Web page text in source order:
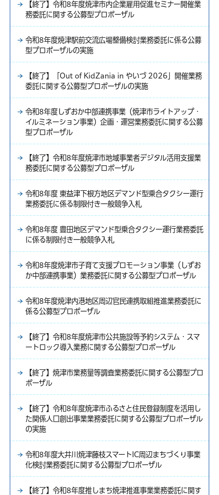
【終了】令和8年度焼津市内企業雇用促進セミナー開催業
務委託に関する公募型プロポーザル
令和8年度焼津駅前交流広場整備検討業務委託に係る公募
型プロポーザルの実施
【終了】「Out of KidZania in やいづ 2026」開催業務
委託に関する公募型プロポーザルの実施
令和8年度しずおか中部連携事業（焼津市ライトアップ・
イルミネーション事業）企画・運営業務委託に関する公募
型プロポーザル
【終了】令和8年度焼津市地域事業者デジタル活用支援業
務委託に関する公募型プロポーザル
令和8年度 東益津下根方地区デマンド型乗合タクシー運行
業務委託に係る制限付き一般競争入札
令和8年度 豊田地区デマンド型乗合タクシー運行業務委託
に係る制限付き一般競争入札
令和8年度焼津市子育て支援プロモーション事業（しずお
か中部連携事業）業務委託に関する公募型プロポーザル
令和8年度焼津内港地区周辺官民連携取組推進業務委託に
係る公募型プロポーザル
【終了】令和8年度焼津市公共施設等予約システム・スマ
ートロック導入業務に関する公募型プロポーザル
【終了】焼津市業務量等調査業務委託に関する公募型プロ
ポーザル
【終了】令和8年度焼津市ふるさと住民登録制度を活用し
た関係人口創出事業業務委託に関する公募型プロポーザル
の実施
令和8年度大井川焼津藤枝スマートIC周辺まちづくり事業
化検討業務委託に関する公募型プロポーザル
【終了】令和8年度推しまち焼津推進事業業務委託に関す